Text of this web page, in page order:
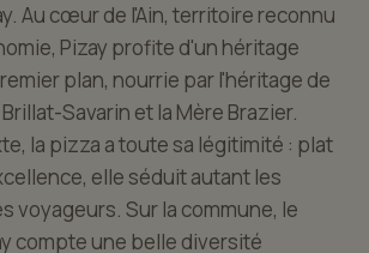
Au cœur de l'Ain, territoire reconnu
Pizay profite d'un héritage
plan, nourrie par l'héritage de
Savarin et la Mère Brazier.
la pizza a toute sa légitimité : plat
elle séduit autant les
voyageurs. Sur la commune, le
compte une belle diversité